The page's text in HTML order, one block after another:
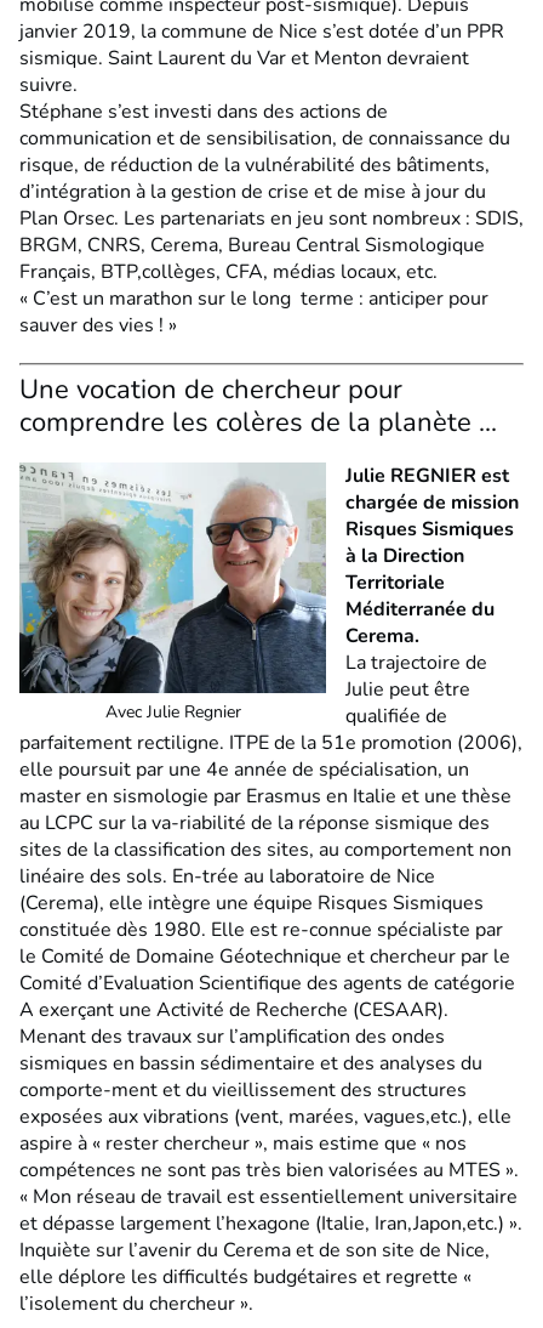
janvier 2019, la commune de Nice s’est dotée d’un PPR
sismique. Saint Laurent du Var et Menton devraient
suivre.
Stéphane s’est investi dans des actions de
communication et de sensibilisation, de connaissance du
risque, de réduction de la vulnérabilité des bâtiments,
d’intégration à la gestion de crise et de mise à jour du
Plan Orsec. Les partenariats en jeu sont nombreux : SDIS,
BRGM, CNRS, Cerema, Bureau Central Sismologique
Français, BTP,collèges, CFA, médias locaux, etc.
« C’est un marathon sur le long terme : anticiper pour
sauver des vies ! »
Une vocation de chercheur pour
comprendre les colères de la planète ...
Avec Julie Regnier
Julie REGNIER est
chargée de mission
Risques Sismiques
à la Direction
Territoriale
Méditerranée du
Cerema.
La trajectoire de
Julie peut être
qualifiée de
parfaitement rectiligne. ITPE de la 51e promotion (2006),
elle poursuit par une 4e année de spécialisation, un
master en sismologie par Erasmus en Italie et une thèse
au LCPC sur la va-riabilité de la réponse sismique des
sites de la classification des sites, au comportement non
linéaire des sols. En-trée au laboratoire de Nice
(Cerema), elle intègre une équipe Risques Sismiques
constituée dès 1980. Elle est re-connue spécialiste par
le Comité de Domaine Géotechnique et chercheur par le
Comité d’Evaluation Scientifique des agents de catégorie
A exerçant une Activité de Recherche (CESAAR).
Menant des travaux sur l’amplification des ondes
sismiques en bassin sédimentaire et des analyses du
comporte-ment et du vieillissement des structures
exposées aux vibrations (vent, marées, vagues,etc.), elle
aspire à « rester chercheur », mais estime que « nos
compétences ne sont pas très bien valorisées au MTES ».
« Mon réseau de travail est essentiellement universitaire
et dépasse largement l’hexagone (Italie, Iran,Japon,etc.) ».
Inquiète sur l’avenir du Cerema et de son site de Nice,
elle déplore les difficultés budgétaires et regrette «
l’isolement du chercheur ».